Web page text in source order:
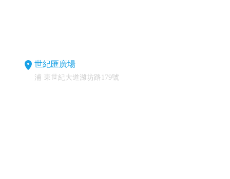
世紀匯廣場
浦 東世紀大道濰坊路179號